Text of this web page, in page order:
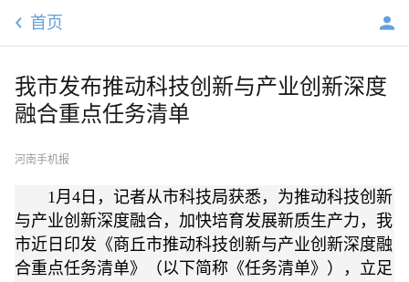
首页
我市发布推动科技创新与产业创新深度
融合重点任务清单
河南手机报
1月4日，记者从市科技局获悉，为推动科技创新
与产业创新深度融合，加快培育发展新质生产力，我
市近日印发《商丘市推动科技创新与产业创新深度融
合重点任务清单》（以下简称《任务清单》），立足